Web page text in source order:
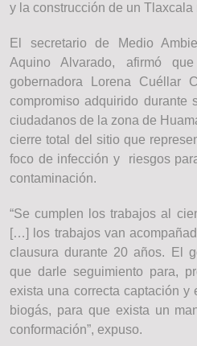
y la construcción de un
El secretario de Medio
Aquino Alvarado, afirmó
gobernadora Lorena Cuéllar
compromiso adquirido
ciudadanos de la zona de
cierre total del sitio que
foco de infección y riesgos
contaminación.
“Se cumplen los trabajos al
[…] los trabajos van
clausura durante 20 años. El
que darle seguimiento para,
exista una correcta captación y
biogás, para que exista un
conformación”, expuso.